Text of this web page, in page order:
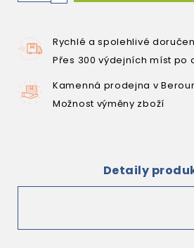
Rychlé a spolehlivé
Přes 300 výdejních míst po
Kamenná prodejna v
Možnost výměny zboží
Detaily